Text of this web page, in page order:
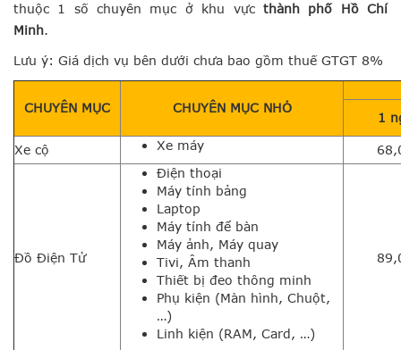
thuộc 1 số chuyên mục ở khu vực thành phố Hồ Chí
Minh.
Lưu ý: Giá dịch vụ bên dưới chưa bao gồm thuế GTGT 8%
CHUYÊN MỤC CHUYÊN MỤC NHỎ
1
Xe cộ Xe máy
Đồ Điện Tử
Điện thoại
Máy tính bảng
Laptop
Máy tính để bàn
Máy ảnh, Máy quay
Tivi, Âm thanh
Thiết bị đeo thông minh
Phụ kiện (Màn hình, Chuột,
…)
Linh kiện (RAM, Card, …)